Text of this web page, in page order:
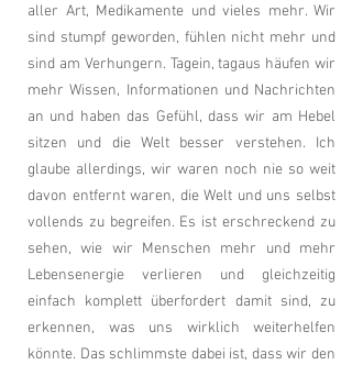
aller Art, Medikamente und vieles mehr. Wir
sind stumpf geworden, fühlen nicht mehr und
sind am Verhungern. Tagein, tagaus häufen wir
mehr Wissen, Informationen und Nachrichten
an und haben das Gefühl, dass wir am Hebel
sitzen und die Welt besser verstehen. Ich
glaube allerdings, wir waren noch nie so weit
davon entfernt waren, die Welt und uns selbst
vollends zu begreifen. Es ist erschreckend zu
sehen, wie wir Menschen mehr und mehr
Lebensenergie verlieren und gleichzeitig
einfach komplett überfordert damit sind, zu
erkennen, was uns wirklich weiterhelfen
könnte. Das schlimmste dabei ist, dass wir den